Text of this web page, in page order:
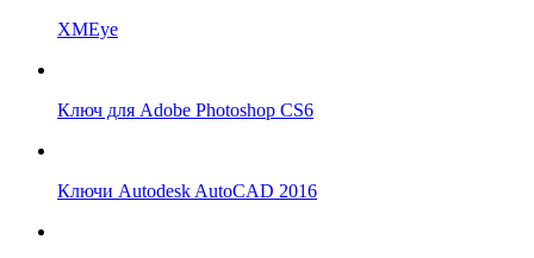
XMEye
Ключ для Adobe Photoshop CS6
Ключи Autodesk AutoCAD 2016